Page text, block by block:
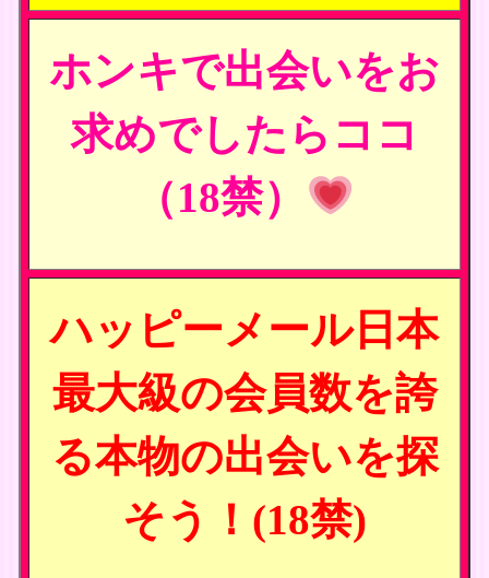
ホンキで出会いをお
求めでしたらココ
（18禁）
ハッピーメール日本
最大級の会員数を誇
る本物の出会いを探
そう！(18禁)